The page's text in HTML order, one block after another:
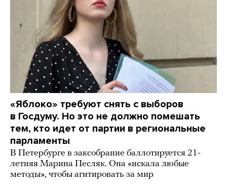
«Яблоко» требуют снять с выборов
в Госдуму. Но это не должно помешать
тем, кто идет от партии в региональные
парламенты
В Петербурге в заксобрание баллотируется 21-
летняя Марина Песляк. Она «искала любые
методы», чтобы агитировать за мир